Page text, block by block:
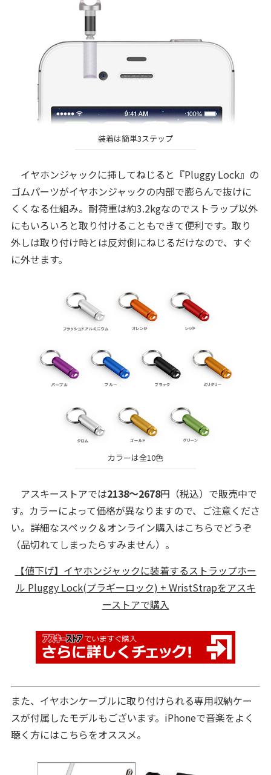
装着は簡単3ステップ
イヤホンジャックに挿してねじると『Pluggy Lock』の
ゴムパーツがイヤホンジャックの内部で膨らんで抜けに
くくなる仕組み。耐荷重は約3.2kgなのでストラップ以外
にもいろいろと取り付けることもできて便利です。取り
外しは取り付け時とは反対側にねじるだけなので、すぐ
に外せます。
カラーは全10色
アスキーストアでは2138～2678円（税込）で販売中で
す。カラーによって価格が異なりますので、ご注意くださ
い。詳細なスペック＆オンライン購入はこちらでどうぞ
（品切れてしまったらすみません）。
【値下げ】イヤホンジャックに装着するストラップホー
ル Pluggy Lock(プラギーロック) + WristStrapをアスキ
ーストアで購入
また、イヤホンケーブルに取り付けられる専用収納ケー
スが付属したモデルもございます。iPhoneで音楽をよく
聴く方にはこちらをオススメ。